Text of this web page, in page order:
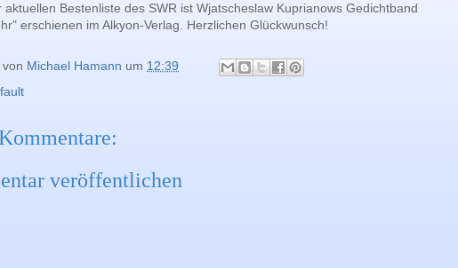
aktuellen Bestenliste des SWR ist Wjatscheslaw Kuprianows Gedichtband
erschienen im Alkyon-Verlag. Herzlichen Glückwunsch!
Michael Hamann um 12:39
veröffentlichen